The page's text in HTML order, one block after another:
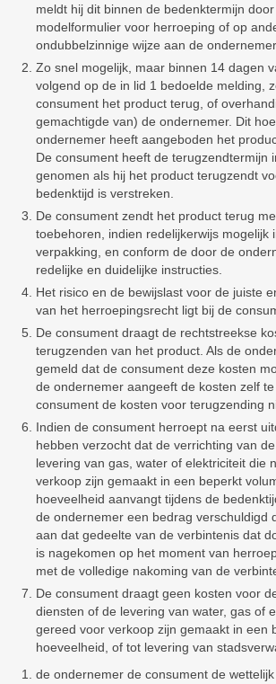
meldt hij dit binnen de bedenktermijn
modelformulier voor herroeping of op
ondubbelzinnige wijze aan de ondernemer.
Zo snel mogelijk, maar binnen 14 dagen
volgend op de in lid 1 bedoelde melding,
consument het product terug, of
gemachtigde van) de ondernemer. Dit
ondernemer heeft aangeboden het
De consument heeft de terugzendtermijn
genomen als hij het product terugzendt
bedenktijd is verstreken.
De consument zendt het product terug
toebehoren, indien redelijkerwijs mogelijk
verpakking, en conform de door de
redelijke en duidelijke instructies.
Het risico en de bewijslast voor de juiste
van het herroepingsrecht ligt bij de
De consument draagt de rechtstreekse
terugzenden van het product. Als de
gemeld dat de consument deze kosten
de ondernemer aangeeft de kosten zelf
consument de kosten voor terugzending
Indien de consument herroept na eerst
hebben verzocht dat de verrichting van
levering van gas, water of elektriciteit die
verkoop zijn gemaakt in een beperkt
hoeveelheid aanvangt tijdens de
de ondernemer een bedrag verschuldigd
aan dat gedeelte van de verbintenis dat
is nagekomen op het moment van
met de volledige nakoming van de
De consument draagt geen kosten voor
diensten of de levering van water, gas of
gereed voor verkoop zijn gemaakt in een
hoeveelheid, of tot levering van
de ondernemer de consument de